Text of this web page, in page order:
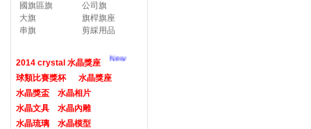
國旗區旗
公司旗
大旗
旗桿旗座
串旗
剪綵用品
2014 crystal 水晶獎座 New
球類比賽獎杯
水晶獎座
水晶獎盃
水晶相片
水晶文具
水晶內雕
水晶琉璃
水晶模型